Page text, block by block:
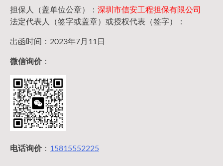
担保人（盖单位公章）： 深圳市信安工程担保有限公司
法定代表人（签字或盖章）或授权代表（签字）：
出函时间：2023年7月11日
微信询价：
电话询价： 15815552225